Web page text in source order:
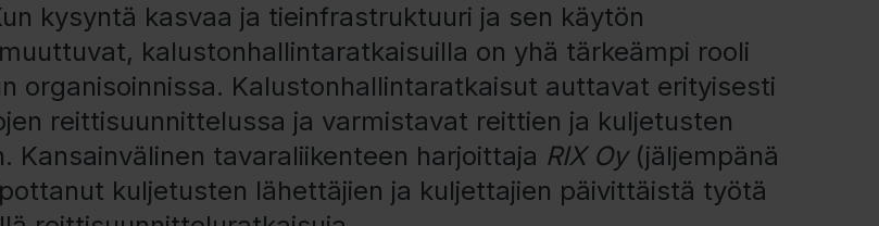
kysyntä kasvaa ja tieinfrastruktuuri ja sen käytön
kalustonhallintaratkaisuilla on yhä tärkeämpi rooli
organisoinnissa. Kalustonhallintaratkaisut auttavat erityisesti
reittisuunnittelussa ja varmistavat reittien ja kuljetusten
Kansainvälinen tavaraliikenteen harjoittaja RIX Oy(jäljempänä
kuljetusten lähettäjien ja kuljettajien päivittäistä työtä